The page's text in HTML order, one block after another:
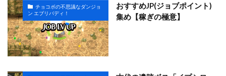
チョコボの不思議なダンジョ
ン エブリバディ！
おすすめJP(ジョブポイント)
集め【稼ぎの極意】